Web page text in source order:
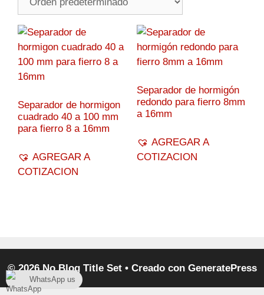
Separador de hormigon
cuadrado 40 a 100 mm
para fierro 8 a 16mm
AGREGAR A
COTIZACION
Separador de hormigón
redondo para fierro 8mm
a 16mm
AGREGAR A
COTIZACION
© 2026 No Blog Title Set• Creado con GeneratePress
WhatsApp us